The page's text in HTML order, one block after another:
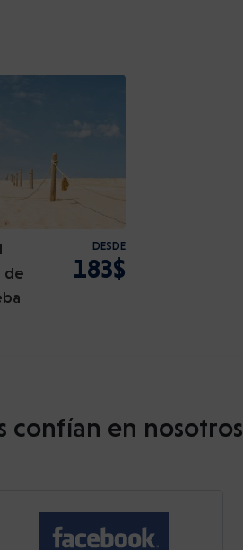
de
DESDE
183$
confían en nosotros